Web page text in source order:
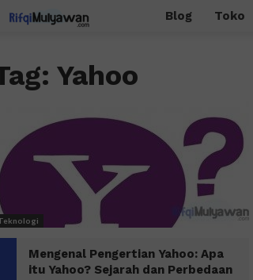
Blog Toko
Yahoo
Mengenal Pengertian Yahoo: Apa
itu Yahoo? Sejarah dan Perbedaan